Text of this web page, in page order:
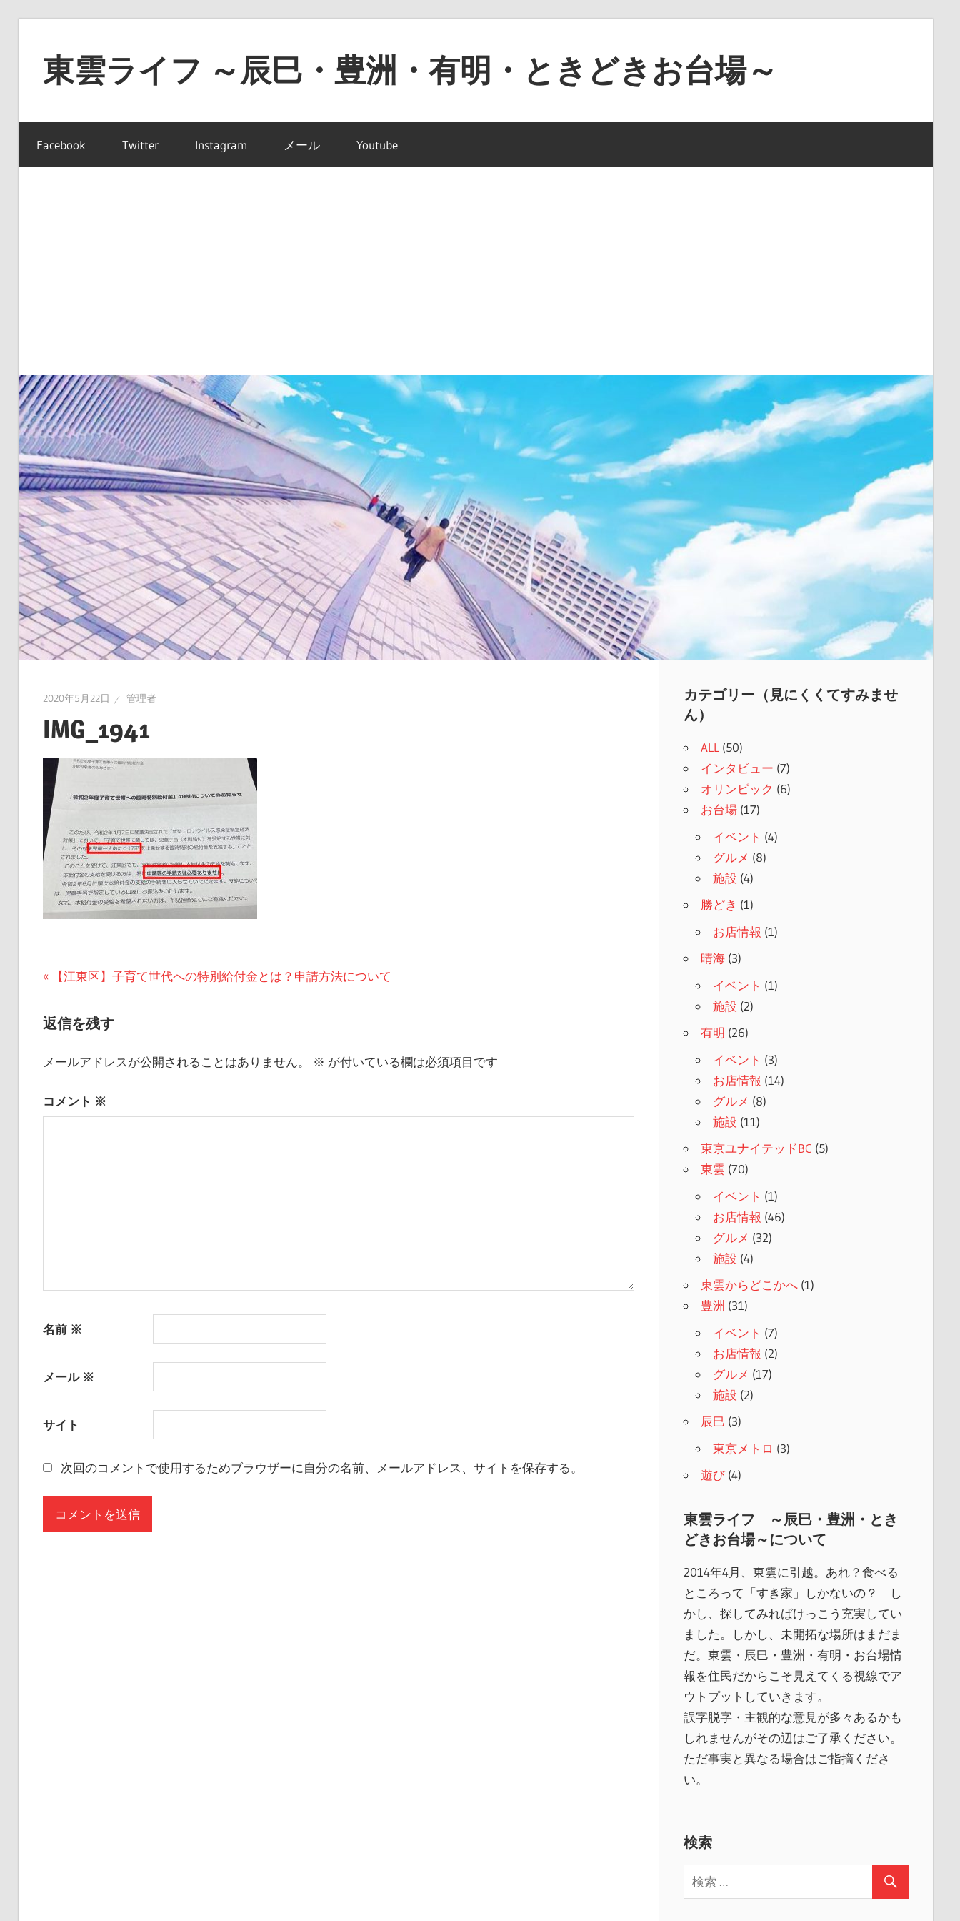
東雲ライフ ～辰巳・豊洲・有明・ときどきお台場～
雲
ラ
イ
き
ど
き
お
台
場
～
Facebook Twitter Instagram メール Youtube
2020年5月22日 管理者
IMG_1941
投
ナ
ビ
ー
前
記
【江東区】子育て世代への特別給付金とは？申請方法について
返信を残す
メールアドレスが公開されることはありません。 ※ が付いている欄は必須項目です
コメント ※
名前 ※
メール ※
サイト
次回のコメントで使用するためブラウザーに自分の名前、メールアドレス、サイトを保存する。
カテゴリー（見にくくてすみませ
ん）
ALL(50)
インタビュー (7)
オリンピック (6)
お台場(17)
イベント (4)
グルメ (8)
施設 (4)
勝どき (1)
お店情報 (1)
晴海(3)
イベント (1)
施設 (2)
有明 (26)
イベント (3)
お店情報 (14)
グルメ (8)
施設 (11)
東京ユナイテッドBC (5)
東雲 (70)
イベント (1)
お店情報 (46)
グルメ (32)
施設 (4)
東雲からどこかへ(1)
豊洲 (31)
イベント (7)
お店情報 (2)
グルメ (17)
施設 (2)
辰巳 (3)
東京メトロ (3)
遊び(4)
東雲ライフ ～辰巳・豊洲・とき
どきお台場～について
2014年4月、東雲に引越。あれ？食べる
ところって「すき家」しかないの？ し
かし、探してみればけっこう充実してい
ました。しかし、未開拓な場所はまだま
だ。東雲・辰巳・豊洲・有明・お台場情
報を住民だからこそ見えてくる視線でア
ウトプットしていきます。
誤字脱字・主観的な意見が多々あるかも
しれませんがその辺はご了承ください。
ただ事実と異なる場合はご指摘くださ
い。
検索